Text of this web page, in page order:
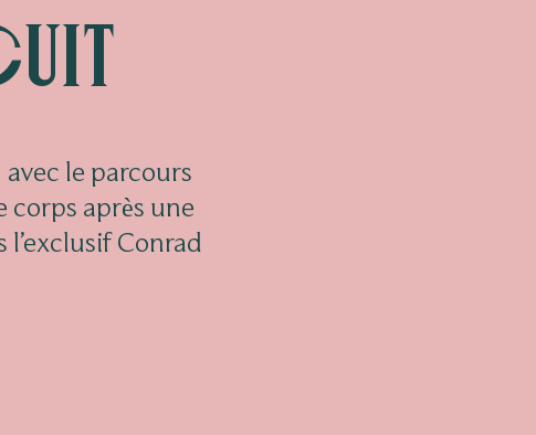
le parcours
corps après une
Conrad